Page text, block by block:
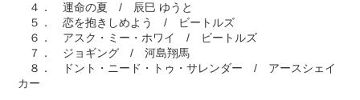
４． 運命の夏 / 辰巳 ゆうと
５． 恋を抱きしめよう / ビートルズ
６． アスク・ミー・ホワイ / ビートルズ
７． ジョギング / 河島翔馬
８． ドント・ニード・トゥ・サレンダー / アースシェイ
カー